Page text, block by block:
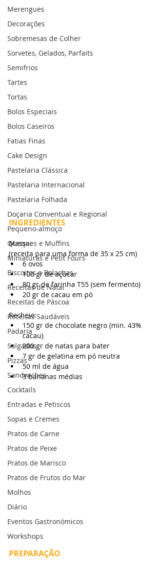
Merengues
Decorações
Sobremesas de Colher
Sorvetes, Gelados, Parfaits
Semifrios
Tartes
Tortas
Bolos Especiais
Bolos Caseiros
Fatias Finas
Cake Design
Pastelaria Clássica
Pastelaria Internacional
Pastelaria Folhada
Doçaria Conventual e Regional
Pequeno-almoço
Queques e Muffins
Miniaturas e Petit Fours
Biscoitos e Bolachas
Receitas de Natal
Receitas de Páscoa
Receitas Saudáveis
Padaria
Salgados
Pizzas
Sandwiches
Cocktails
Entradas e Petiscos
Sopas e Cremes
Pratos de Carne
Pratos de Peixe
Pratos de Marisco
Pratos de Frutos do Mar
Molhos
Diário
Eventos Gastronómicos
Workshops
INGREDIENTES
Massa:
(receita para uma forma de 35 x 25 cm)
6 ovos
100 gr de açúcar
80 gr de farinha T55 (sem fermento)
20 gr de cacau em pó
Recheio:
150 gr de chocolate negro (min. 43%
cacau)
200 gr de natas para bater
7 gr de gelatina em pó neutra
50 ml de água
3 bananas médias
PREPARAÇÃO